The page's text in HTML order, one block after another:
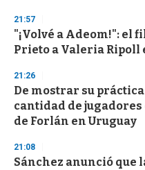
d
s
o
f
3
s
c
o
d
s
21:57
"¡Volvé a Adeom!": el
Prieto a Valeria Ripoll
21:26
De mostrar su
cantidad de
de Forlán en Uruguay
21:08
Sánchez anunció que